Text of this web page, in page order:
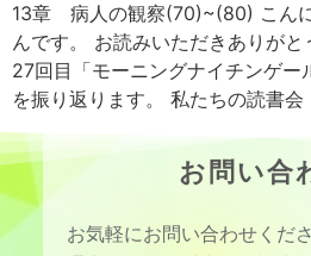
13章 病人の観察(70)~(80) こん
んです。 お読みいただきありが
27回目「モーニングナイチンゲー
を振り返ります。 私たちの読書
お問い合
お気軽にお問い合わせくださ